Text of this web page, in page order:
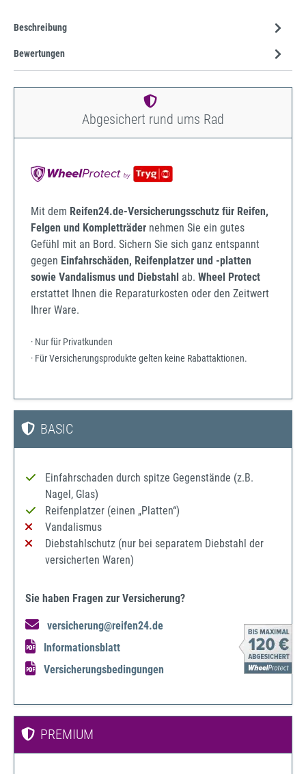
Beschreibung
Bewertungen
Abgesichert rund ums Rad
Mit dem Reifen24.de-Versicherungsschutz für Reifen,
Felgen und Kompletträder nehmen Sie ein gutes
Gefühl mit an Bord. Sichern Sie sich ganz entspannt
gegen Einfahrschäden, Reifenplatzer und -platten
sowie Vandalismus und Diebstahl ab. Wheel Protect
erstattet Ihnen die Reparaturkosten oder den Zeitwert
Ihrer Ware.
· Nur für Privatkunden
· Für Versicherungsprodukte gelten keine Rabattaktionen.
BASIC
Einfahrschaden durch spitze Gegenstände (z.B.
Nagel, Glas)
Reifenplatzer (einen „Platten“)
Vandalismus
Diebstahlschutz (nur bei separatem Diebstahl der
versicherten Waren)
Sie haben Fragen zur Versicherung?
versicherung@reifen24.de
Informationsblatt
Versicherungsbedingungen
PREMIUM